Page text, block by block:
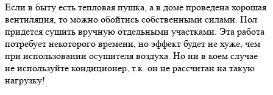
Если в быту есть тепловая пушка, а в доме проведена хорошая
вентиляция, то можно обойтись собственными силами. Пол
придется сушить вручную отдельными участками. Эта работа
потребует некоторого времени, но эффект будет не хуже, чем
при использовании осушителя воздуха. Но ни в коем случае
не используйте кондиционер, т.к. он не рассчитан на такую
нагрузку!